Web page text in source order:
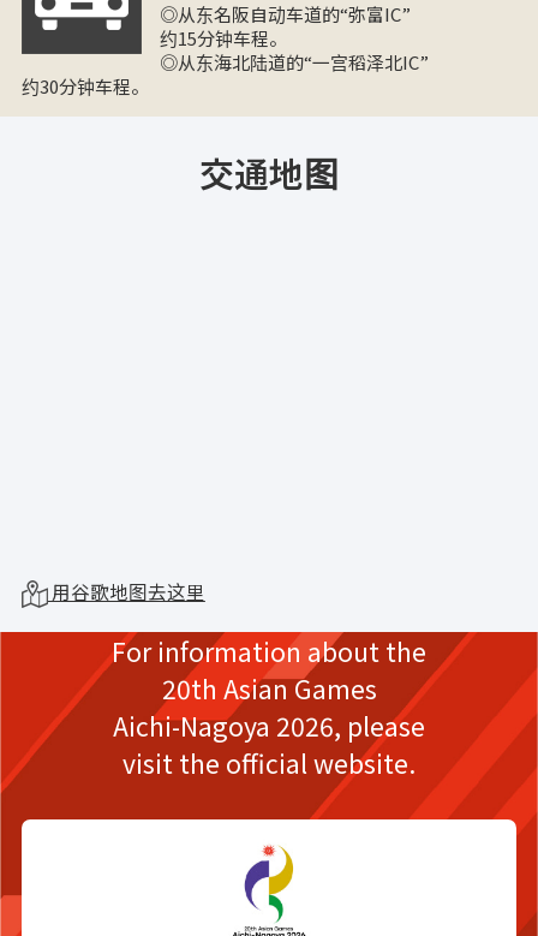
◎从东名阪自动车道的“弥富IC”
约15分钟车程。
◎从东海北陆道的“一宫稻泽北IC”
约30分钟车程。
交通地图
用谷歌地图去这里
For information about the
20th Asian Games
Aichi-Nagoya 2026, please
visit the official website.